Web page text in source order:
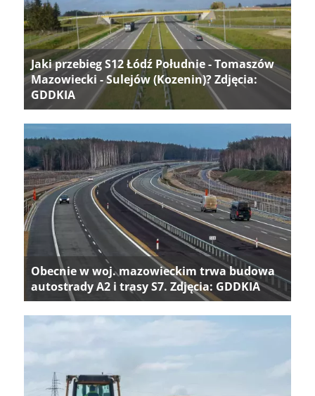
Jaki przebieg S12 Łódź Południe - Tomaszów
Mazowiecki - Sulejów (Kozenin)? Zdjęcia:
GDDKIA
Obecnie w woj. mazowieckim trwa budowa
autostrady A2 i trasy S7. Zdjęcia: GDDKIA